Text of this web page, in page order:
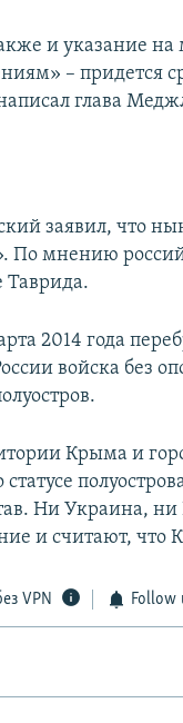
и указание на
– придется
глава
заявил, что
По мнению
Таврида.
2014 года
войска без
Крыма и
Ни Украина,
и считают, что
VPN Follow